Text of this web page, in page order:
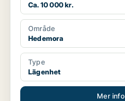
Ca. 10 000 kr.
Område
Hedemora
Type
Lägenhet
Mer info